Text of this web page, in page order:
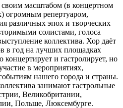
масштабом (в концертном
огромным репертуаром,
различных эпох и творческих
солистами, голоса
коллектива. Хор даёт
в год на лучших площадках
концертирует и гастролирует, но
в мероприятиях,
нашего города и страны.
занимают гастрольные
Великобритании,
Польше, Люксембурге.